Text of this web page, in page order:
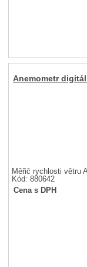
Anemometr
Měřič rychlosti větru
Kód: 880642
Cena s DPH